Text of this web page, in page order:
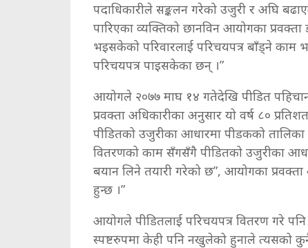
पदाधिकारीले सङ्कलन गरेको उजुरी र अघि
पारिएका व्यक्तिको छानविन आयोगका प्रवक्ता
भइसकेको परिवारलाई परिचयपत्र बाँड्ने काम
परिचयपत्र पाइसकेका छन् ।”
आयोगले २०७७ माघ १४ गतेदेखि पीडित
प्रवक्ता अधिकारीका अनुसार यो वर्ष ८०
पीडितको उजुरीका आधारमा पीडकको
वितरणको काम सँगसँगै पीडितको उजुरीका
बयान लिने तयारी गरेको छ”, आयोगका प्रवक्ता
हुन्छ ।”
आयोगले पीडितलाई परिचयपत्र वितरण गरे
स्पष्टरुपमा केही पनि नखुलेको हुनाले त्यसको